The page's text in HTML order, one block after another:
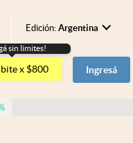
Edición: Argentina
Argentina
España
sin limites!
x $800 Ingresá